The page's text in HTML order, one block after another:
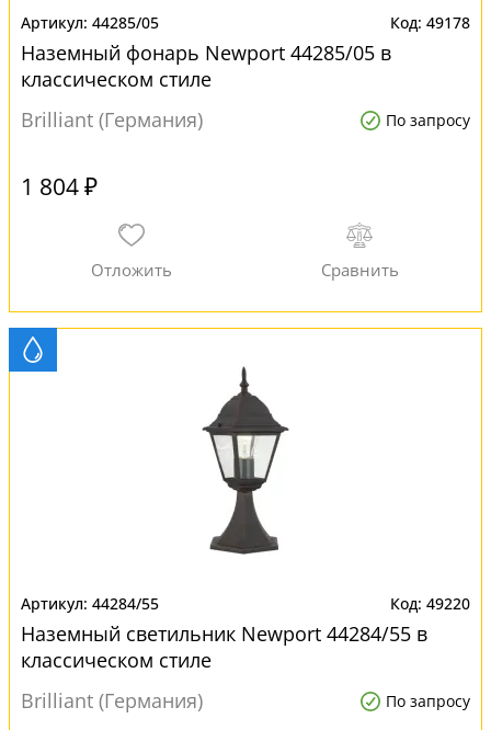
44285/05 49178
Наземный фонарь Newport 44285/05 в
классическом стиле
Brilliant (Германия)
По запросу
1 804 ₽
44284/55 49220
Наземный светильник Newport 44284/55 в
классическом стиле
Brilliant (Германия)
По запросу